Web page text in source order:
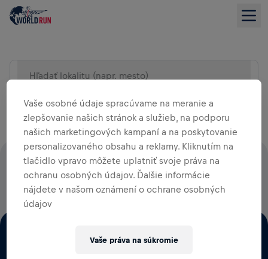
Hľadať lokalitu (napr. mesto)
100% VŠETKÝCH REGISTRAČNÝCH POPLATKOV PUTUJE
PRIAMO NA VÝSKUM MIECHY
Vaše osobné údaje spracúvame na meranie a
zlepšovanie našich stránok a služieb, na podporu
našich marketingových kampaní a na poskytovanie
personalizovaného obsahu a reklamy. Kliknutím na
tlačidlo vpravo môžete uplatniť svoje práva na
ochranu osobných údajov. Ďalšie informácie
nájdete v našom oznámení o ochrane osobných
údajov
Vaše práva na súkromie